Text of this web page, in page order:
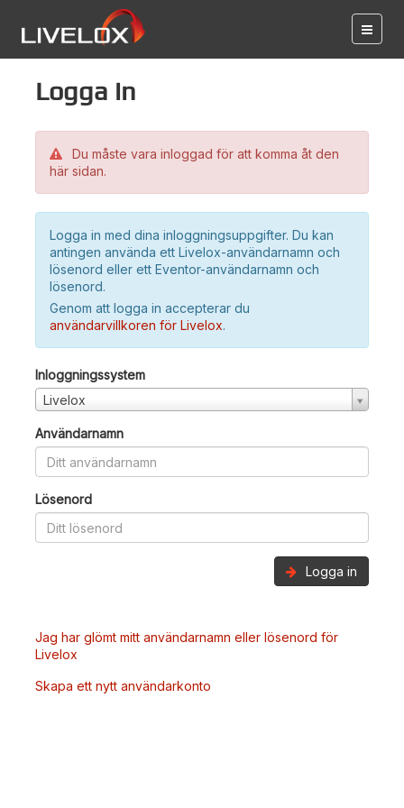
Logga in
Du måste vara inloggad för att komma åt den
här sidan.
Logga in med dina inloggningsuppgifter. Du kan
antingen använda ett Livelox-användarnamn och
lösenord eller ett Eventor-användarnamn och
lösenord.
Genom att logga in accepterar du
användarvillkoren för Livelox.
Inloggningssystem
Livelox
Användarnamn
Lösenord
Logga in
Jag har glömt mitt användarnamn eller lösenord för
Livelox
Skapa ett nytt användarkonto